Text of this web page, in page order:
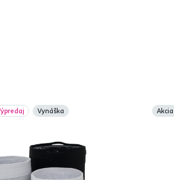
Vynáška Akcia